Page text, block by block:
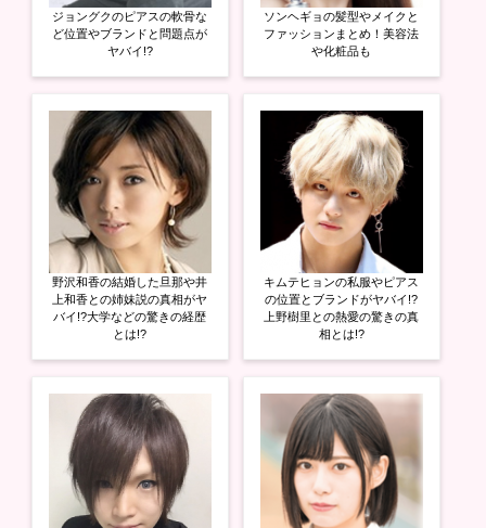
ジョングクのピアスの軟骨な
ど位置やブランドと問題点が
ヤバイ!?
野沢和香の結婚した旦那や井
上和香との姉妹説の真相がヤ
バイ!?大学などの驚きの経歴
とは!?
ソンヘギョの髪型やメイクと
ファッションまとめ！美容法
や化粧品も
キムテヒョンの私服やピアス
の位置とブランドがヤバイ!?
上野樹里との熱愛の驚きの真
相とは!?